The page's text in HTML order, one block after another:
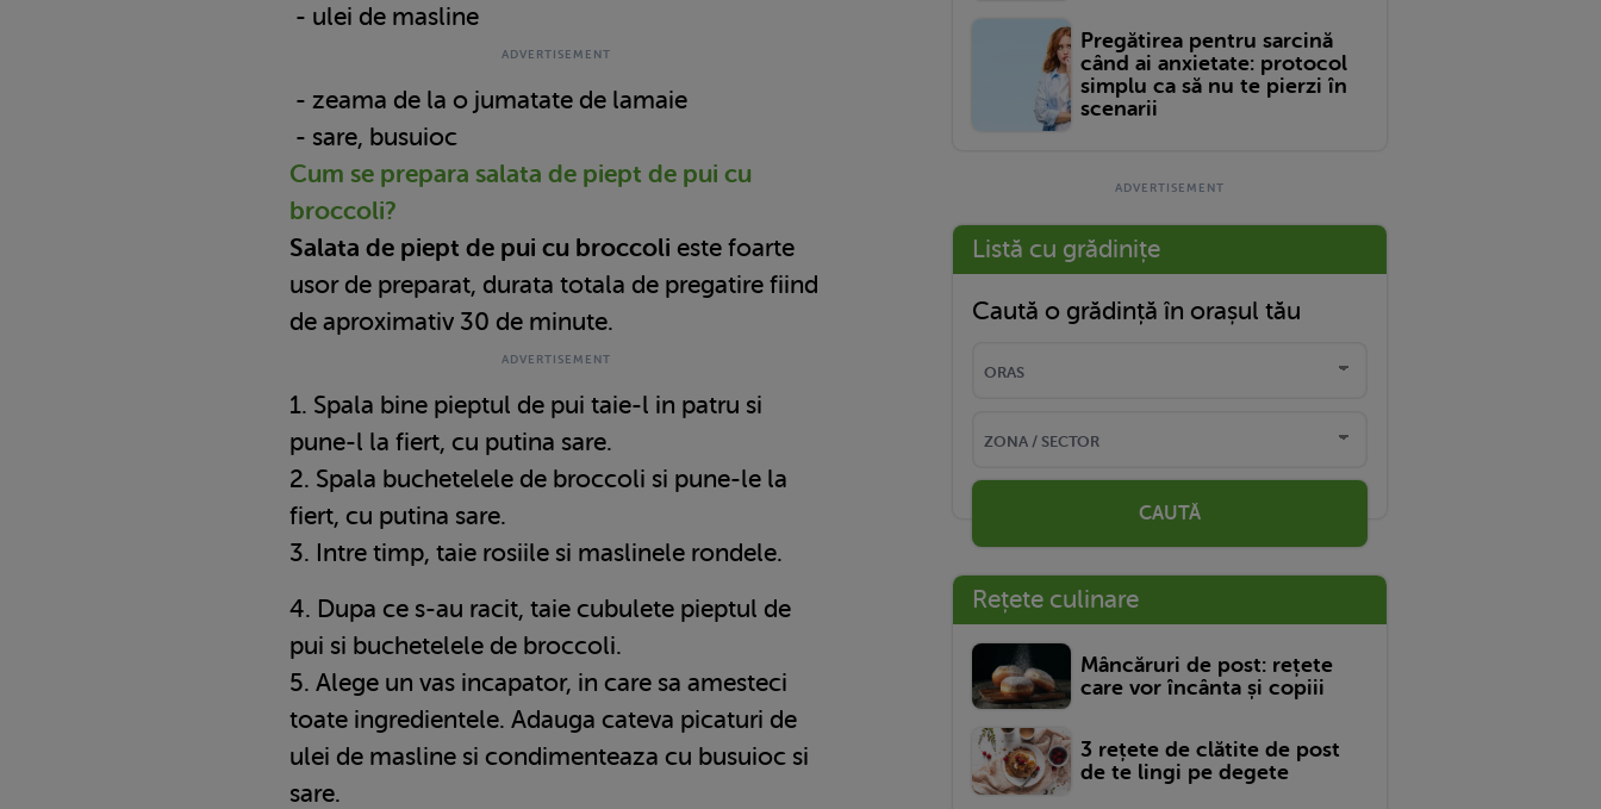
- ulei de masline
- zeama de la o jumatate de lamaie
- sare, busuioc
Cum se prepara salata de piept de pui cu
broccoli?
Salata de piept de pui cu broccoli este foarte
usor de preparat, durata totala de pregatire fiind
de aproximativ 30 de minute.
1. Spala bine pieptul de pui taie-l in patru si
pune-l la fiert, cu putina sare.
2. Spala buchetelele de broccoli si pune-le la
fiert, cu putina sare.
3. Intre timp, taie rosiile si maslinele rondele.
4. Dupa ce s-au racit, taie cubulete pieptul de
pui si buchetelele de broccoli.
5. Alege un vas incapator, in care sa amesteci
toate ingredientele. Adauga cateva picaturi de
ulei de masline si condimenteaza cu busuioc si
sare.
Pregătirea pentru sarcină
când ai anxietate: protocol
simplu ca să nu te pierzi în
scenarii
Listă cu grădinițe
Caută o grădință în orașul tău
CAUTĂ
Rețete culinare
Mâncăruri de post: rețete
care vor încânta și copiii
3 rețete de clătite de post
de te lingi pe degete